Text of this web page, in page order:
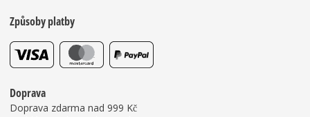
Způsoby platby
Doprava
Doprava zdarma nad 999 Kč